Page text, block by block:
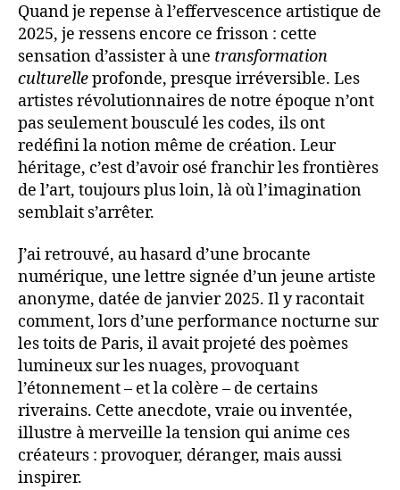
Quand je repense à l’effervescence artistique de
2025, je ressens encore ce frisson : cette
sensation d’assister à une transformation
culturelleprofonde, presque irréversible. Les
artistes révolutionnaires de notre époque n’ont
pas seulement bousculé les codes, ils ont
redéfini la notion même de création. Leur
héritage, c’est d’avoir osé franchir les frontières
de l’art, toujours plus loin, là où l’imagination
semblait s’arrêter.
J’ai retrouvé, au hasard d’une brocante
numérique, une lettre signée d’un jeune artiste
anonyme, datée de janvier 2025. Il y racontait
comment, lors d’une performance nocturne sur
les toits de Paris, il avait projeté des poèmes
lumineux sur les nuages, provoquant
l’étonnement – et la colère – de certains
riverains. Cette anecdote, vraie ou inventée,
illustre à merveille la tension qui anime ces
créateurs : provoquer, déranger, mais aussi
inspirer.